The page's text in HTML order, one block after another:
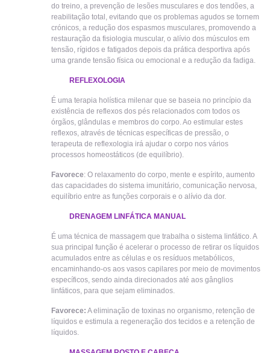
do treino, a prevenção de lesões musculares e dos tendões, a
reabilitação total, evitando que os problemas agudos se tornem
crónicos, a redução dos espasmos musculares, promovendo a
restauração da fisiologia muscular, o alívio dos músculos em
tensão, rígidos e fatigados depois da prática desportiva após
uma grande tensão física ou emocional e a redução da fadiga.
REFLEXOLOGIA
É uma terapia holística milenar que se baseia no princípio da
existência de reflexos dos pés relacionados com todos os
órgãos, glândulas e membros do corpo. Ao estimular estes
reflexos, através de técnicas específicas de pressão, o
terapeuta de reflexologia irá ajudar o corpo nos vários
processos homeostáticos (de equilíbrio).
Favorece: O relaxamento do corpo, mente e espírito, aumento
das capacidades do sistema imunitário, comunicação nervosa,
equilíbrio entre as funções corporais e o alívio da dor.
DRENAGEM LINFÁTICA MANUAL
É uma técnica de massagem que trabalha o sistema linfático. A
sua principal função é acelerar o processo de retirar os líquidos
acumulados entre as células e os resíduos metabólicos,
encaminhando-os aos vasos capilares por meio de movimentos
específicos, sendo ainda direcionados até aos gânglios
linfáticos, para que sejam eliminados.
Favorece: A eliminação de toxinas no organismo, retenção de
líquidos e estimula a regeneração dos tecidos e a retenção de
líquidos.